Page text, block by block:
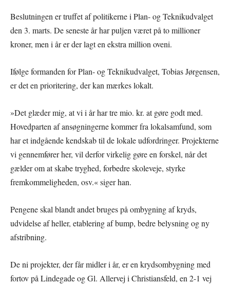
Beslutningen er truffet af politikerne i Plan- og Teknikudvalget
den 3. marts. De seneste år har puljen været på to millioner
kroner, men i år er der lagt en ekstra million oveni.
Ifølge formanden for Plan- og Teknikudvalget, Tobias Jørgensen,
er det en prioritering, der kan mærkes lokalt.
»Det glæder mig, at vi i år har tre mio. kr. at gøre godt med.
Hovedparten af ansøgningerne kommer fra lokalsamfund, som
har et indgående kendskab til de lokale udfordringer. Projekterne
vi gennemfører her, vil derfor virkelig gøre en forskel, når det
gælder om at skabe tryghed, forbedre skoleveje, styrke
fremkommeligheden, osv.« siger han.
Pengene skal blandt andet bruges på ombygning af kryds,
udvidelse af heller, etablering af bump, bedre belysning og ny
afstribning.
De ni projekter, der får midler i år, er en krydsombygning med
fortov på Lindegade og Gl. Allervej i Christiansfeld, en 2-1 vej